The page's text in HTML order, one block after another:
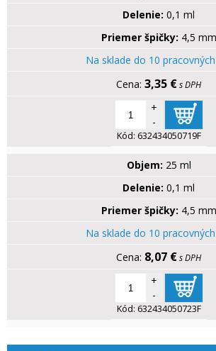
Delenie: 0,1 ml
Priemer špičky: 4,5 mm
Na sklade do 10
3,35 €s DPH
+
-
Kód: 632434050719F
Objem: 25 ml
Delenie: 0,1 ml
Priemer špičky: 4,5 mm
Na sklade do 10
8,07 €s DPH
+
-
Kód: 632434050723F